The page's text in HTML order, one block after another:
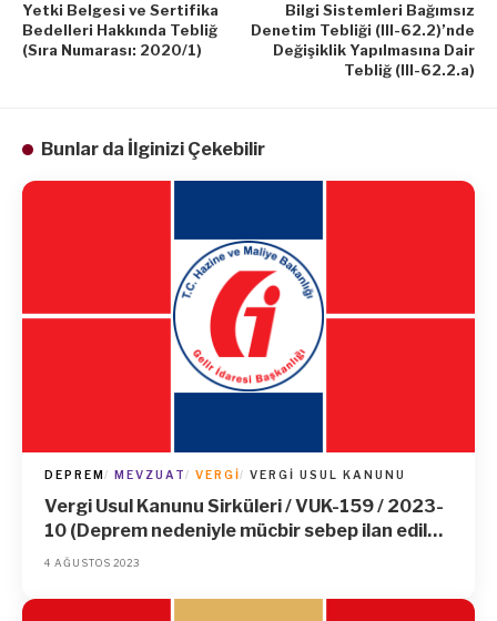
Yetki Belgesi ve Sertifika
Bedelleri Hakkında Tebliğ
(Sıra Numarası: 2020/1)
Bilgi Sistemleri Bağımsız
Denetim Tebliği (III-62.2)’nde
Değişiklik Yapılmasına Dair
Tebliğ (III-62.2.a)
Bunlar da İlginizi Çekebilir
DEPREM MEVZUAT VERGI VERGI USUL KANUNU
Vergi Usul Kanunu Sirküleri / VUK-159 / 2023-
10 (Deprem nedeniyle mücbir sebep ilan edilen
Adıyaman, Hatay, Kahramanmaraş ve Malatya
ilçelerindeki mükelleflerin, 531 Sıra No.lu Vergi
4 AĞUSTOS 2023